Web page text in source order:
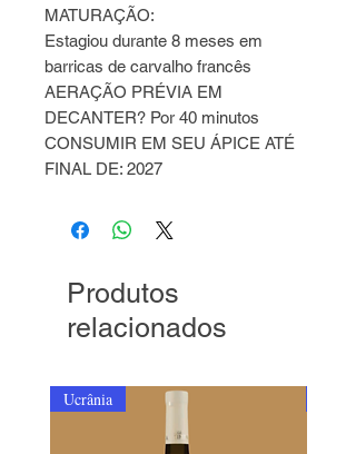
MATURAÇÃO:
Estagiou durante 8 meses em
barricas de carvalho francês
AERAÇÃO PRÉVIA EM
DECANTER? Por 40 minutos
CONSUMIR EM SEU ÁPICE ATÉ
FINAL DE: 2027
Produtos
relacionados
Ucrânia